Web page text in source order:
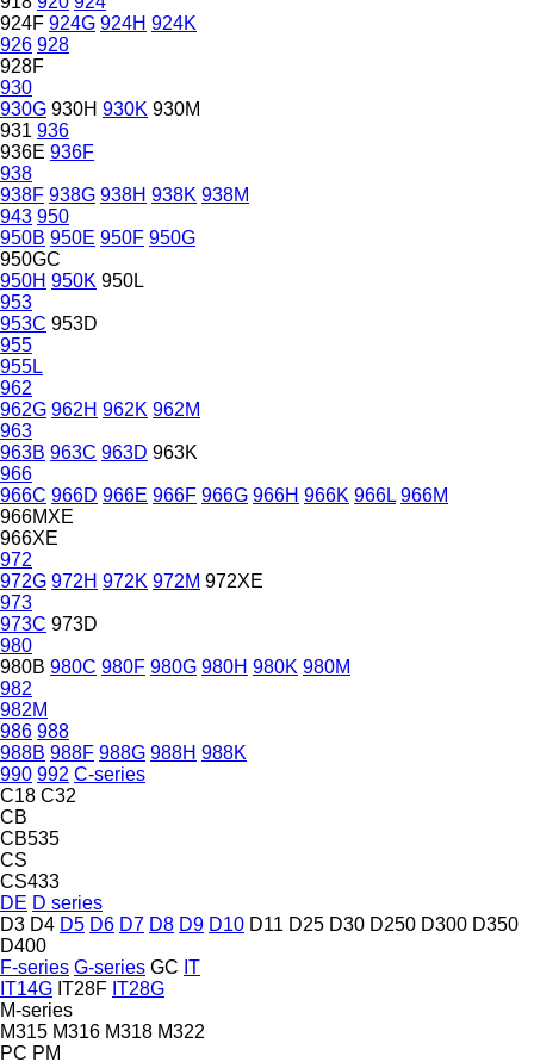
924F 924G 924H 924K
926 928
928F
930
930G 930H 930K 930M
931 936
936E 936F
938
938F 938G 938H 938K 938M
943 950
950B 950E 950F 950G
950GC
950H 950K 950L
953
953C 953D
955
955L
962
962G 962H 962K 962M
963
963B 963C 963D 963K
966
966C 966D 966E 966F 966G 966H 966K 966L 966M
966MXE
966XE
972
972G 972H 972K 972M 972XE
973
973C 973D
980
980B 980C 980F 980G 980H 980K 980M
982
982M
986 988
988B 988F 988G 988H 988K
990 992 C-series
C18 C32
CB
CB535
CS
CS433
DE D series
D3 D4 D5 D6 D7 D8 D9 D10 D11 D25 D30 D250 D300 D350
D400
F-series G-series GC IT
IT14G IT28F IT28G
M-series
M315 M316 M318 M322
PC PM